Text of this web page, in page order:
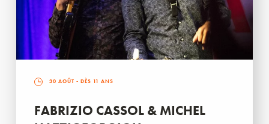
30 AOÛT - DÈS 11 ANS
FABRIZIO CASSOL & MICHEL